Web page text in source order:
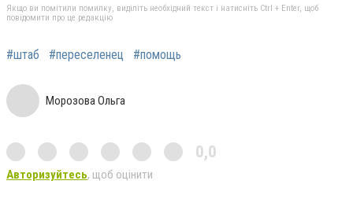
Якщо ви помітили помилку, виділіть необхідний текст і натисніть Ctrl + Enter, щоб
повідомити про це редакцію
#штаб #переселенец #помощь
Морозова Ольга
0,0
Авторизуйтесь, щоб оцінити